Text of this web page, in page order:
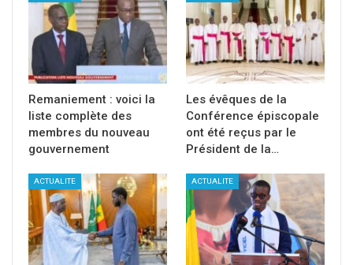
Remaniement : voici la
liste complète des
membres du nouveau
gouvernement
Les évêques de la
Conférence épiscopale
ont été reçus par le
Président de la…
ACTUALITE ACTUALITE